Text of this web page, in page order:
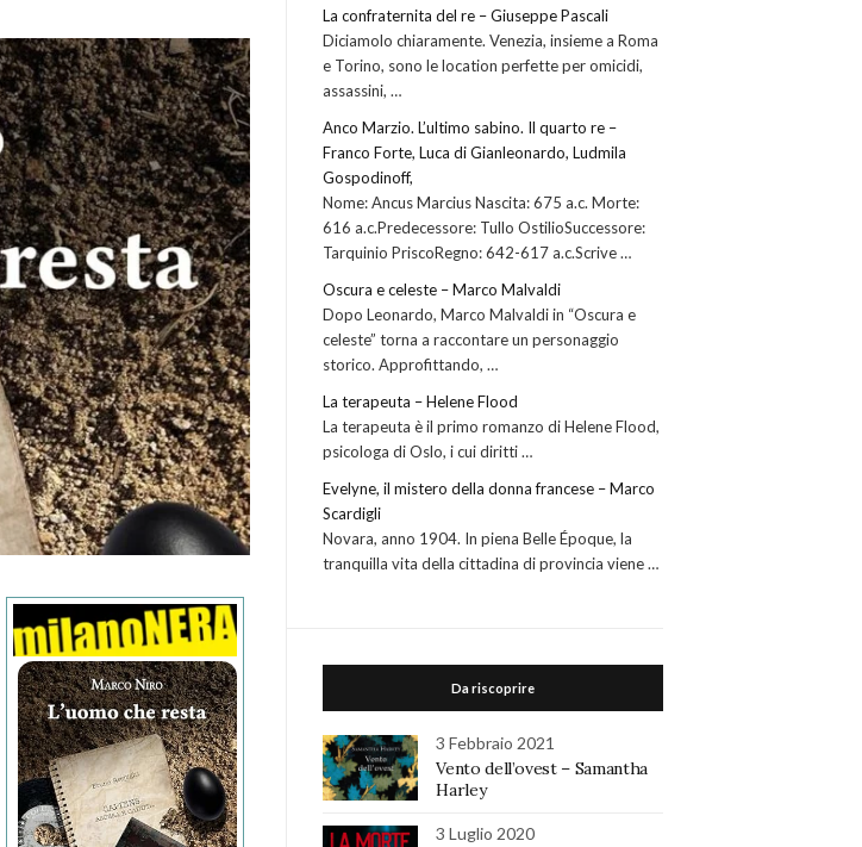
La confraternita del re – Giuseppe Pascali
Diciamolo chiaramente. Venezia, insieme a Roma
e Torino, sono le location perfette per omicidi,
assassini, …
Anco Marzio. L’ultimo sabino. Il quarto re –
Franco Forte, Luca di Gianleonardo, Ludmila
Gospodinoff,
Nome: Ancus Marcius Nascita: 675 a.c. Morte:
616 a.c.Predecessore: Tullo OstilioSuccessore:
Tarquinio PriscoRegno: 642-617 a.c.Scrive …
Oscura e celeste – Marco Malvaldi
Dopo Leonardo, Marco Malvaldi in “Oscura e
celeste” torna a raccontare un personaggio
storico. Approfittando, …
La terapeuta – Helene Flood
La terapeuta è il primo romanzo di Helene Flood,
psicologa di Oslo, i cui diritti …
Evelyne, il mistero della donna francese – Marco
Scardigli
Novara, anno 1904. In piena Belle Époque, la
tranquilla vita della cittadina di provincia viene …
Da riscoprire
3 Febbraio 2021
Vento dell’ovest – Samantha
Harley
3 Luglio 2020